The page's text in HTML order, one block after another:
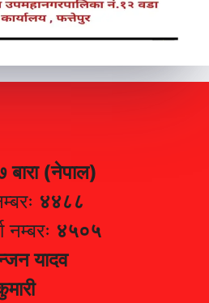
बारा (नेपाल)
४४८८
नम्बरः ४५०५
यादव